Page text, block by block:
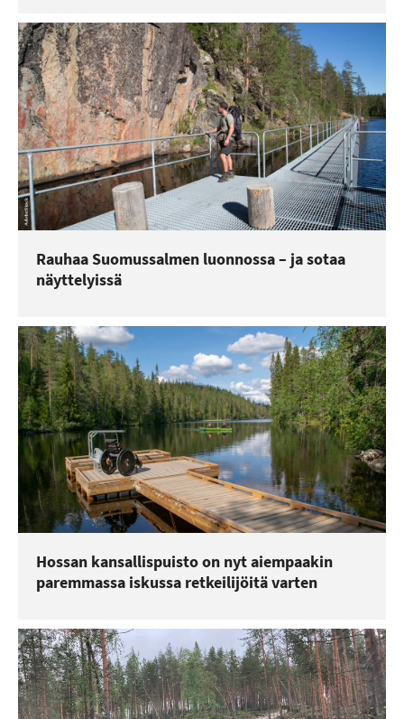
Rauhaa Suomussalmen luonnossa – ja sotaa
näyttelyissä
Hossan kansallispuisto on nyt aiempaakin
paremmassa iskussa retkeilijöitä varten